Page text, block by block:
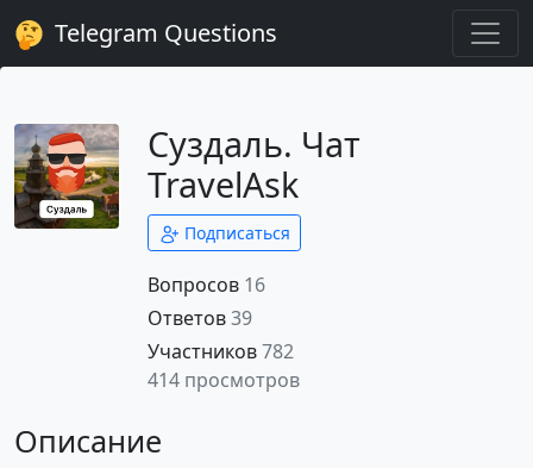
Telegram Questions
Суздаль. Чат
TravelAsk
Подписаться
Вопросов 16
Ответов39
Участников782
414 просмотров
Описание